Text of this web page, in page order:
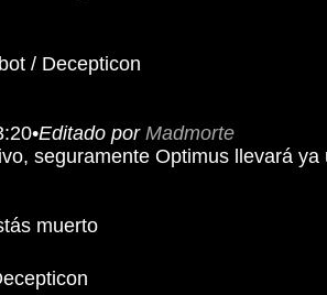
/ Decepticon
•Editado por Madmorte
seguramente Optimus llevará
muerto